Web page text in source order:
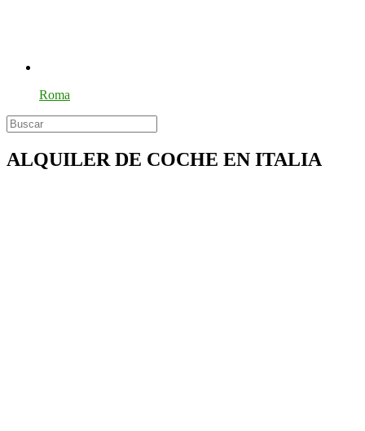
Roma
ALQUILER DE COCHE EN ITALIA